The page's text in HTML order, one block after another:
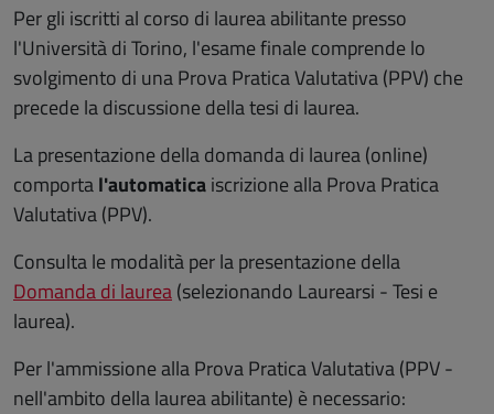
Per gli iscritti al corso di laurea abilitante presso
l'Università di Torino, l'esame finale comprende lo
svolgimento di una Prova Pratica Valutativa (PPV) che
precede la discussione della tesi di laurea.
La presentazione della domanda di laurea (online)
comportal'automaticaiscrizione alla Prova Pratica
Valutativa (PPV).
Consulta le modalità per la presentazione della
Domanda di laurea(selezionando Laurearsi - Tesi e
laurea).
Per l'ammissione alla Prova Pratica Valutativa (PPV -
nell'ambito della laurea abilitante) è necessario: